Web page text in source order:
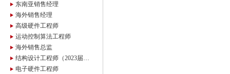
东南亚销售经理
海外销售经理
高级硬件工程师
运动控制算法工程师
海外销售总监
结构设计工程师（2023届管培生）
电子硬件工程师